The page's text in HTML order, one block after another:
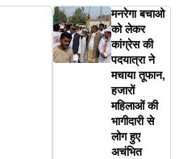
मनरेगा बचाओ
को लेकर
कांग्रेस की
पदयात्रा ने
मचाया तूफान,
हजारों
महिलाओं की
भागीदारी से
लोग हुए
अचंभित